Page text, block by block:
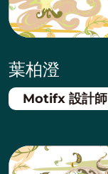
葉柏澄
Motifx 設計師